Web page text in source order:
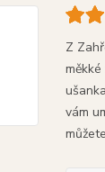
Z
vám